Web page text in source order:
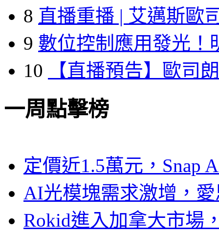
8 直播重播 | 艾邁斯歐
9 數位控制應用發光！
10
【直播預告】歐司
一周點擊榜
定價近1.5萬元，Snap
AI光模塊需求激增，
Rokid進入加拿大市場